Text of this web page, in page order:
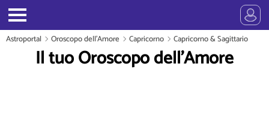
Astroportal Oroscopo dell'Amore Capricorno Capricorno & Sagittario
Il tuo Oroscopo dell'Amore